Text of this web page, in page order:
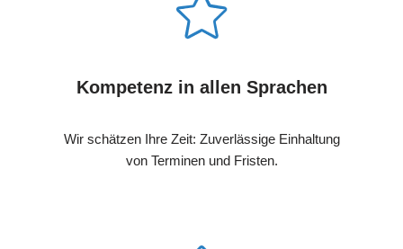
Kompetenz in allen Sprachen
Wir schätzen Ihre Zeit: Zuverlässige Einhaltung
von Terminen und Fristen.